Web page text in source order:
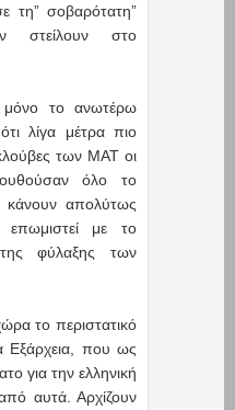
τη” σοβαρότατη”
στο
μόνο το ανωτέρω
λίγα μέτρα πιο
των ΜΑΤ οι
όλο το
κάνουν απολύτως
επωμιστεί με το
φύλαξης των
το περιστατικό
Εξάρχεια, που ως
για την ελληνική
αυτά. Αρχίζουν